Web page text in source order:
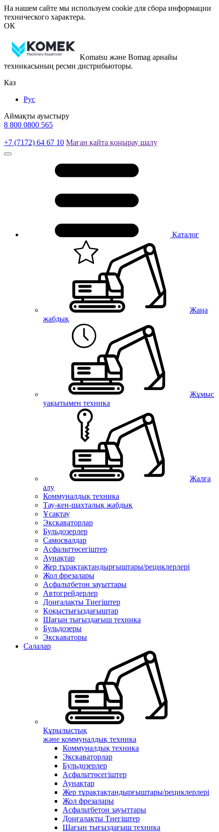
На нашем сайте мы используем cookie для сбора информации
технического характера.
ОК
Komatsu және Bomag арнайы
техникасының ресми дистрибьюторы.
Каз
Рус
Аймақты ауыстыру
8 800 0800 565
+7 (7172) 64 67 10 Маған қайта қоңырау шалу
Каталог
Жаңа
жабдық
Жұмыс
уақытымен техника
Жалға
алу
Коммуналдық техника
Тау-кен-шахталық жабдық
Ұсақтау
Экскаваторлар
Бульдозерлер
Самосвалдар
Асфальттөсегіштер
Аунақтар
Жер тұрақтақтандырғыштары/рециклерлері
Жол фрезалары
Асфальтбетон зауыттары
Автогрейдерлер
Доңғалақты Тиегіштер
Қоқыстығыздағыштар
Шағын тығыздағыш техника
Бульдозеры
Экскаваторы
Салалар
Құрылыстық
және коммуналдық техника
Коммуналдық техника
Экскаваторлар
Бульдозерлер
Асфальттөсегіштер
Аунақтар
Жер тұрақтақтандырғыштары/рециклерлері
Жол фрезалары
Асфальтбетон зауыттары
Доңғалақты Тиегіштер
Шағын тығыздағыш техника